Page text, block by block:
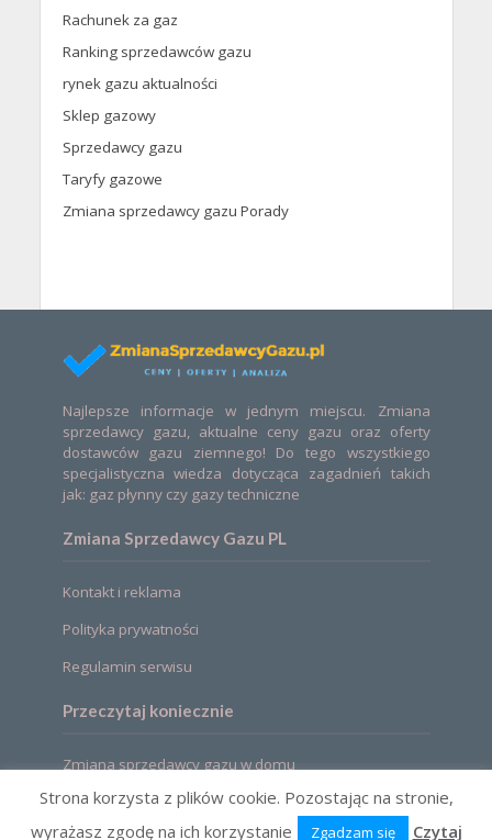
Rachunek za gaz
Ranking sprzedawców gazu
rynek gazu aktualności
Sklep gazowy
Sprzedawcy gazu
Taryfy gazowe
Zmiana sprzedawcy gazu Porady
Najlepsze informacje w jednym miejscu. Zmiana
sprzedawcy gazu, aktualne ceny gazu oraz oferty
dostawców gazu ziemnego! Do tego wszystkiego
specjalistyczna wiedza dotycząca zagadnień takich
jak: gaz płynny czy gazy techniczne
Zmiana Sprzedawcy Gazu PL
Kontakt i reklama
Polityka prywatności
Regulamin serwisu
Przeczytaj koniecznie
Zmiana sprzedawcy gazu w domu
Strona korzysta z plików cookie. Pozostając na stronie,
wyrażasz zgodę na ich korzystanie
Zgadzam się Czytaj